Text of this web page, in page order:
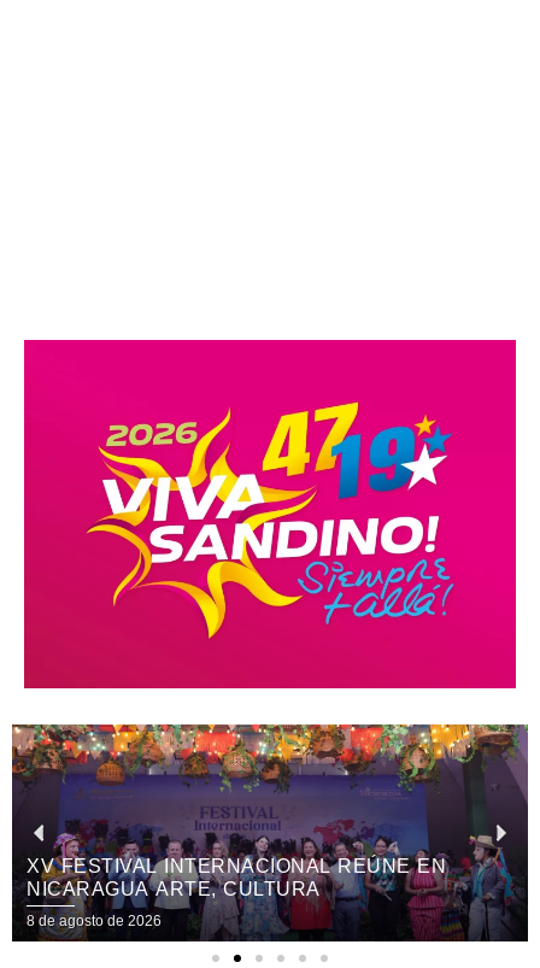
XV FESTIVAL INTERNACIONAL REÚNE EN
NICARAGUA ARTE, CULTURA
8 de agosto de 2026